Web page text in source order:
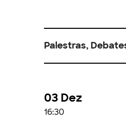
Palestras,
03 Dez
16:30